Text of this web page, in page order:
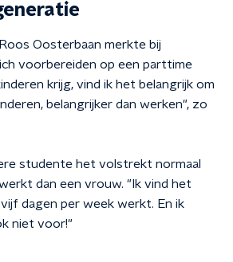
Oosterbaan merkte bij
voorbereiden op een parttime
krijg, vind ik het belangrijk om
belangrijker dan werken", zo
studente het volstrekt normaal
dan een vrouw. "Ik vind het
dagen per week werkt. En ik
niet voor!"